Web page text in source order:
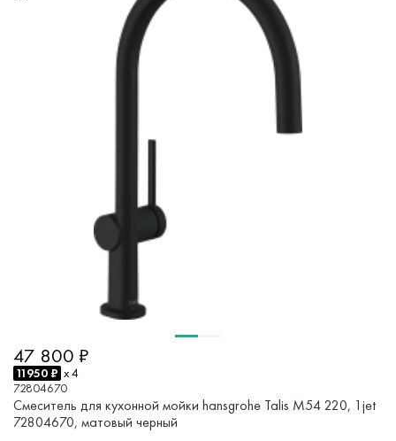
47 800 ₽
11950 ₽ x 4
72804670
Смеситель для кухонной мойки hansgrohe Talis M54 220, 1jet
72804670, матовый черный